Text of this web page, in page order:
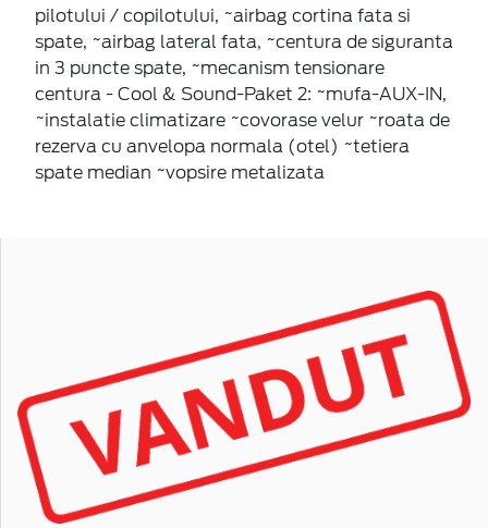
pilotului / copilotului, ~airbag cortina fata si
spate, ~airbag lateral fata, ~centura de siguranta
in 3 puncte spate, ~mecanism tensionare
centura - Cool & Sound-Paket 2: ~mufa-AUX-IN,
~instalatie climatizare ~covorase velur ~roata de
rezerva cu anvelopa normala (otel) ~tetiera
spate median ~vopsire metalizata